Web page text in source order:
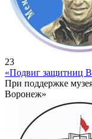
23
«Подвиг защитниц
При поддержке
Воронеж»